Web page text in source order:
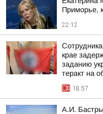
Приморье,
22:12
крае
заданию
теракт на
18:57
А.И.